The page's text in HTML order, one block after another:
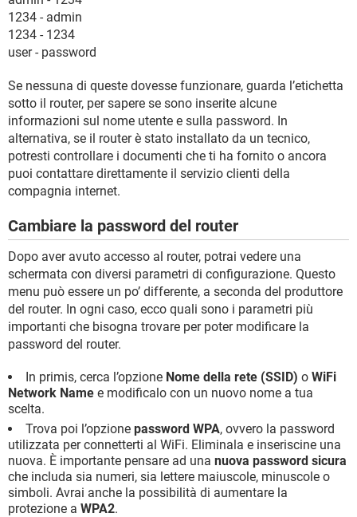
1234 - admin
1234 - 1234
user - password
Se nessuna di queste dovesse funzionare, guarda l’etichetta
sotto il router, per sapere se sono inserite alcune
informazioni sul nome utente e sulla password. In
alternativa, se il router è stato installato da un tecnico,
potresti controllare i documenti che ti ha fornito o ancora
puoi contattare direttamente il servizio clienti della
compagnia internet.
Cambiare la password del router
Dopo aver avuto accesso al router, potrai vedere una
schermata con diversi parametri di configurazione. Questo
menu può essere un po’ differente, a seconda del produttore
del router. In ogni caso, ecco quali sono i parametri più
importanti che bisogna trovare per poter modificare la
password del router.
In primis, cerca l’opzione Nome della rete (SSID) o WiFi
Network Name e modificalo con un nuovo nome a tua
scelta.
Trova poi l’opzione password WPA, ovvero la password
utilizzata per connetterti al WiFi. Eliminala e inseriscine una
nuova. È importante pensare ad una nuova password sicura
che includa sia numeri, sia lettere maiuscole, minuscole o
simboli. Avrai anche la possibilità di aumentare la
protezione a WPA2.